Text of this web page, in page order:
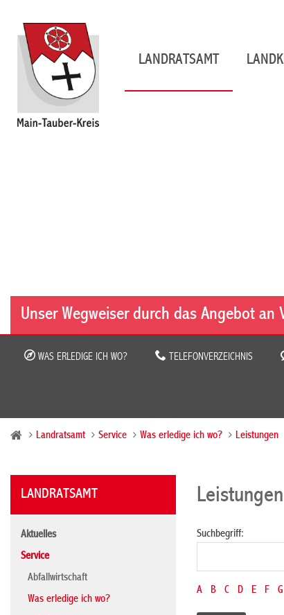
LANDRATSAMT
Unser Wegweiser durch das Angebot an
WAS ERLEDIGE ICH WO? TELEFONVERZEICHNIS
Landratsamt Service Was erledige ich wo? Leistungen
LANDRATSAMT
Aktuelles
Service
Abfallwirtschaft
Was erledige ich wo?
Leistungen
Suchbegriff:
A B C D E F G